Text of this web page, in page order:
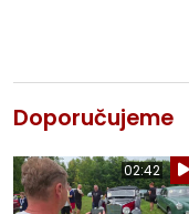
Doporučujeme
02:42